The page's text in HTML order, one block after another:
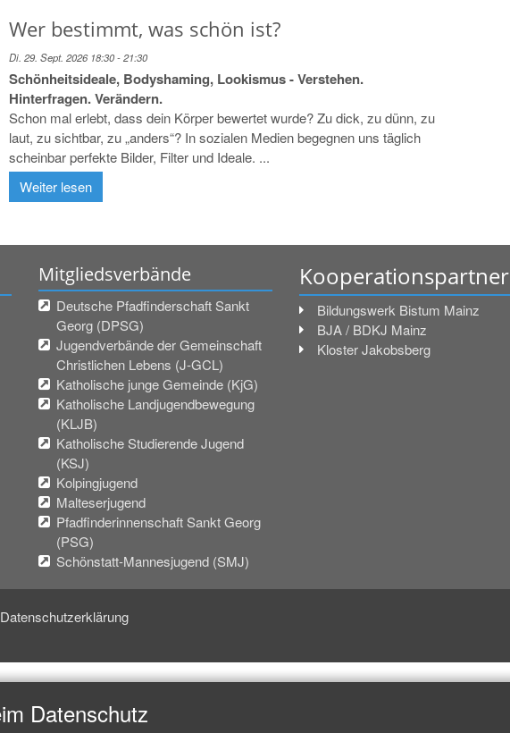
Wer bestimmt, was schön ist?
Di. 29. Sept. 2026 18:30 - 21:30
Schönheitsideale, Bodyshaming, Lookismus - Verstehen.
Hinterfragen. Verändern.
Schon mal erlebt, dass dein Körper bewertet wurde? Zu dick, zu dünn, zu
laut, zu sichtbar, zu „anders“? In sozialen Medien begegnen uns täglich
scheinbar perfekte Bilder, Filter und Ideale. ...
Weiter lesen
Mitgliedsverbände
Deutsche Pfadfinderschaft Sankt
Georg (DPSG)
Jugendverbände der Gemeinschaft
Christlichen Lebens (J-GCL)
Katholische junge Gemeinde (KjG)
Katholische Landjugendbewegung
(KLJB)
Katholische Studierende Jugend
(KSJ)
Kolpingjugend
Malteserjugend
Pfadfinderinnenschaft Sankt Georg
(PSG)
Schönstatt-Mannesjugend (SMJ)
Kooperationspartner
Bildungswerk Bistum Mainz
BJA / BDKJ Mainz
Kloster Jakobsberg
Datenschutzerklärung
Datenschutz